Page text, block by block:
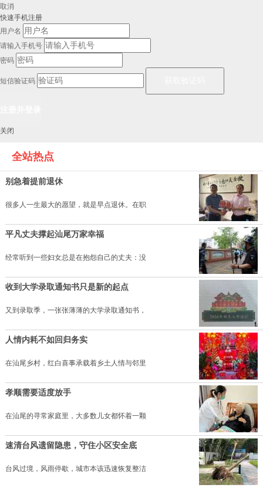
取消
快速手机注册
用户名
请输入手机号
密码
短信验证码
关闭
全站热点
别急着提前退休
很多人一生最大的愿望，就是早点退休。在职
平凡丈夫撑起汕尾万家幸福
经常听到一些妇女总是在抱怨自己的丈夫：没
收到大学录取通知书只是新的起点
又到录取季，一张张薄薄的大学录取通知书，
人情内耗不如回归务实
在汕尾乡村，红白喜事承载着乡土人情与邻里
孝顺需要适度放手
在汕尾的寻常家庭里，大多数儿女都怀着一颗
速清台风遗留隐患，守住小区安全底
台风过境，风雨停歇，城市本该迅速恢复整洁